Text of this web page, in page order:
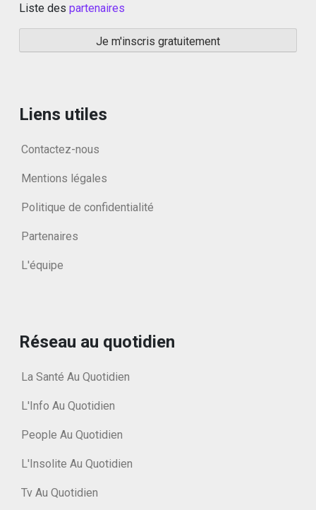
Liste des partenaires
Liens utiles
Contactez-nous
Mentions légales
Politique de confidentialité
Partenaires
L'équipe
Réseau au quotidien
La Santé Au Quotidien
L'Info Au Quotidien
People Au Quotidien
L'Insolite Au Quotidien
Tv Au Quotidien